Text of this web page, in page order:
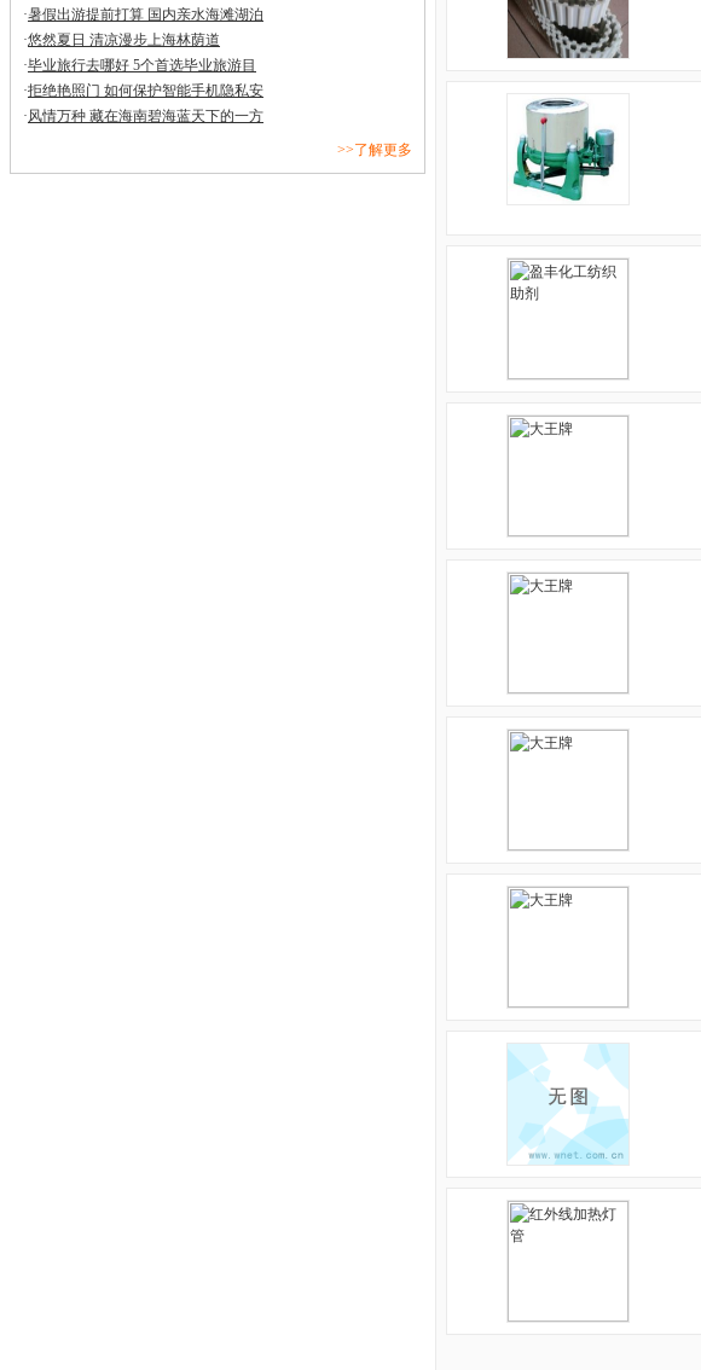
·暑假出游提前打算 国内亲水海滩湖泊
·悠然夏日 清凉漫步上海林荫道
·毕业旅行去哪好 5个首选毕业旅游目
·拒绝艳照门 如何保护智能手机隐私安
·风情万种 藏在海南碧海蓝天下的一方
>>了解更多